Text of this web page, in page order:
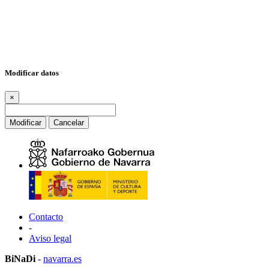
Modificar datos
×
Modificar Cancelar
Contacto
-
Aviso legal
BiNaDi - navarra.es